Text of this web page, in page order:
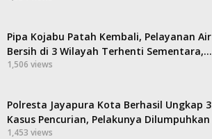
Pipa Kojabu Patah Kembali, Pelayanan Air
Bersih di 3 Wilayah Terhenti Sementara,…
1,506 views
Polresta Jayapura Kota Berhasil Ungkap 3
Kasus Pencurian, Pelakunya Dilumpuhkan
1,453 views